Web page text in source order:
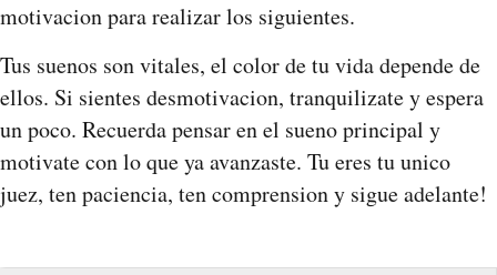
motivacion para realizar los siguientes.
Tus suenos son vitales, el color de tu vida depende de
ellos. Si sientes desmotivacion, tranquilizate y espera
un poco. Recuerda pensar en el sueno principal y
motivate con lo que ya avanzaste. Tu eres tu unico
juez, ten paciencia, ten comprension y sigue adelante!